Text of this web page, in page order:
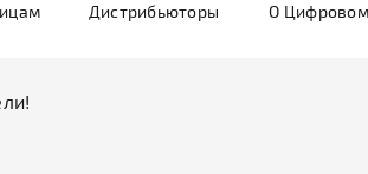
Дистрибьюторы О